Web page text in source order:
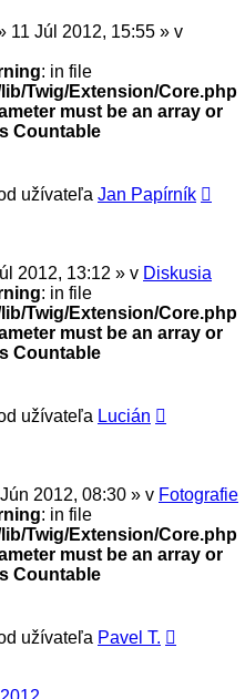
11 Júl 2012, 15:55 » v
: in file
Twig/Extension/Core.php
must be an array or
Countable
užívateľa Jan Papírník
2012, 13:12 » v Diskusia
: in file
Twig/Extension/Core.php
must be an array or
Countable
užívateľa Lucián
2012, 08:30 » v Fotografie
: in file
Twig/Extension/Core.php
must be an array or
Countable
užívateľa Pavel T.